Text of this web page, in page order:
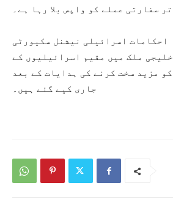
تر سفارتی عملے کو واپس بلا رہا ہے۔
احکامات اسرائیلی نیشنل سکیورٹی
ملک میں مقیم اسرائیلیوں کے
مزید سخت کرنے کی ہدایات کے بعد
جاری کیے گئے ہیں۔